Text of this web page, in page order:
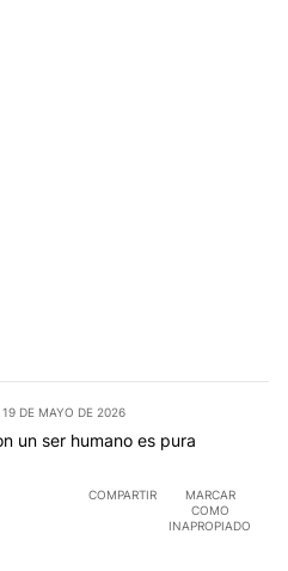
19 DE MAYO DE 2026
un ser humano es pura
COMPARTIR
MARCAR
COMO
INAPROPIADO